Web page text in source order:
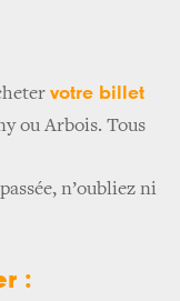
votre billet
ou Arbois. Tous
n’oubliez ni
: